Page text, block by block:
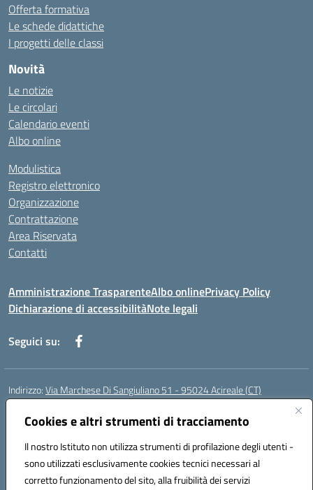
Cookies e altri strumenti di tracciamento
Il nostro Istituto non utilizza strumenti di profilazione degli utenti -
sono utilizzati esclusivamente cookies tecnici necessari al
corretto funzionamento del sito, alla fruibilità dei servizi
Offerta formativa
Le schede didattiche
I progetti delle classi
Novità
Le notizie
Le circolari
Calendario eventi
Albo online
Modulistica
Registro elettronico
Organizzazione
Contrattazione
Area Riservata
Contatti
Amministrazione TrasparenteAlbo onlinePrivacy Policy
Dichiarazione di accessibilitàNote legali
Seguici su:
Indirizzo:Via Marchese Di Sangiuliano 51 - 95024 Acireale (CT)
Centralino:
Posta elettronica certificata (PEC):ctic8at00b@pec.istruzione.it
Codice fiscale: 81001970870
Codice meccanografico:CTIC8AT00B
Codice Indice delle Pubbliche Amministrazioni (IPA): istsc_ctic8at00b